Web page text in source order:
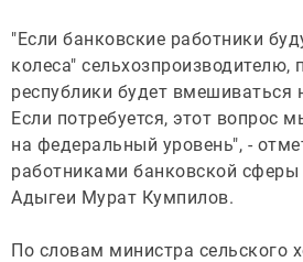
"Если банковские работники
колеса" сельхозпроизводителю,
республики будет вмешиваться
Если потребуется, этот вопрос
на федеральный уровень", -
работниками банковской
Адыгеи Мурат Кумпилов.
По словам министра сельского